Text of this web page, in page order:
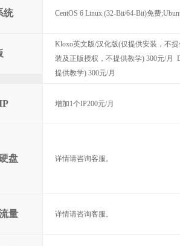
统 CentOS 6 Linux (32-Bit/64-Bit)免费
Kloxo英文版/汉化版(仅提供安装，不
装及正版授权，不提供教学) 300元/月
提供教学) 300元/月
增加1个IP200元/月
盘 详情请咨询客服。
量 详情请咨询客服。